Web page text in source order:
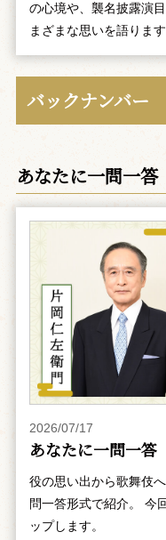
の心境や、襲名披露演
まざまな思いを語ります
バックナンバー
あなたに一問一答
2026/07/17
あなたに一問一
役の思い出から歌舞伎
問一答形式で紹介。 今
ップします。